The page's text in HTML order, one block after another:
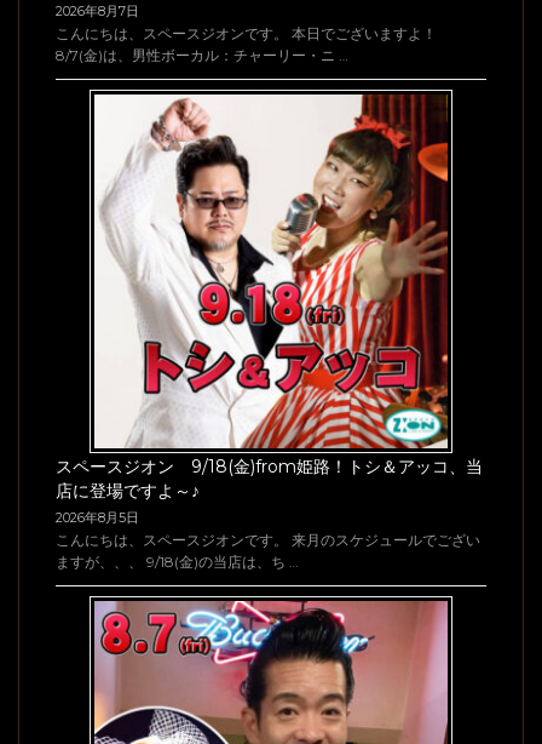
2026年8月7日
こんにちは、スペースジオンです。 本日でございますよ！
8/7(金)は、男性ボーカル：チャーリー・ニ …
スペースジオン 9/18(金)from姫路！トシ＆アッコ、当
店に登場ですよ～♪
2026年8月5日
こんにちは、スペースジオンです。 来月のスケジュールでござい
ますが、、、 9/18(金)の当店は、ち …